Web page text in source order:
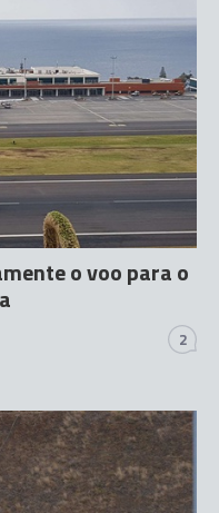
o voo para o
2